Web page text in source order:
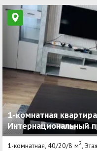
1-комнатная
Интернациональный
1-комнатная, 40/20/8 м2,